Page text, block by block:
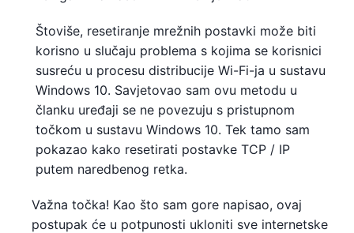
Štoviše, resetiranje mrežnih postavki može biti
korisno u slučaju problema s kojima se korisnici
susreću u procesu distribucije Wi-Fi-ja u sustavu
Windows 10. Savjetovao sam ovu metodu u
članku uređaji se ne povezuju s pristupnom
točkom u sustavu Windows 10. Tek tamo sam
pokazao kako resetirati postavke TCP / IP
putem naredbenog retka.
Važna točka! Kao što sam gore napisao, ovaj
postupak će u potpunosti ukloniti sve internetske